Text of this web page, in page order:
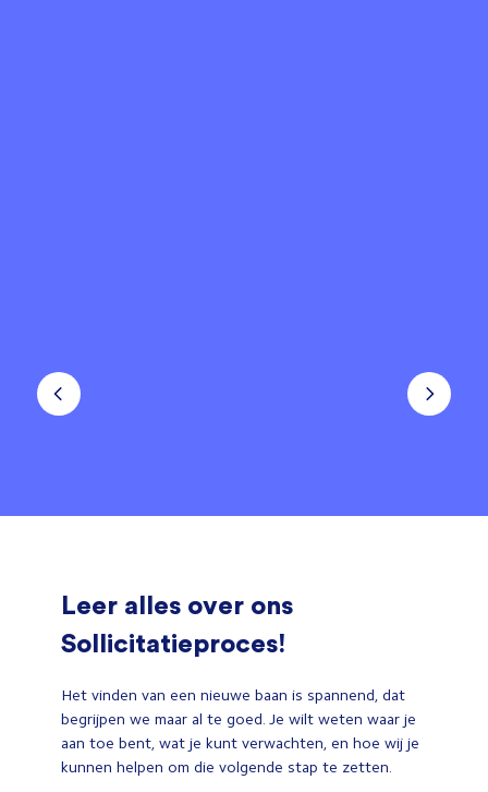
Leer alles over ons
Sollicitatieproces!
Het vinden van een nieuwe baan is spannend, dat
begrijpen we maar al te goed. Je wilt weten waar je
aan toe bent, wat je kunt verwachten, en hoe wij je
kunnen helpen om die volgende stap te zetten.